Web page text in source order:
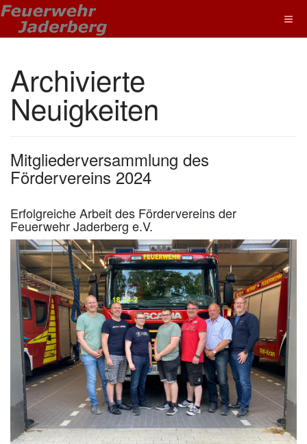
Archivierte
Neuigkeiten
Mitgliederversammlung des
Fördervereins 2024
Erfolgreiche Arbeit des Fördervereins der
Feuerwehr Jaderberg e.V.